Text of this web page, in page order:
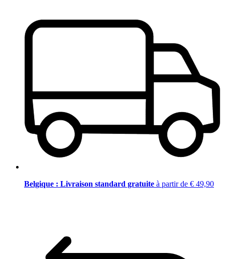
Belgique : Livraison standard gratuite à partir de € 49,90